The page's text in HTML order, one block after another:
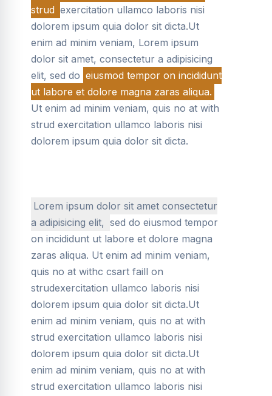
strud exercitation ullamco laboris nisi
dolorem ipsum quia dolor sit dicta.Ut
enim ad minim veniam, Lorem ipsum
dolor sit amet, consectetur a adipisicing
elit, sed do eiusmod tempor on incididunt
ut labore et dolore magna zaras aliqua.
Ut enim ad minim veniam, quis no at with
strud exercitation ullamco laboris nisi
dolorem ipsum quia dolor sit dicta.
Lorem ipsum dolor sit amet consectetur
a adipisicing elit, sed do eiusmod tempor
on incididunt ut labore et dolore magna
zaras aliqua. Ut enim ad minim veniam,
quis no at withc csart faill on
strudexercitation ullamco laboris nisi
dolorem ipsum quia dolor sit dicta.Ut
enim ad minim veniam, quis no at with
strud exercitation ullamco laboris nisi
dolorem ipsum quia dolor sit dicta.Ut
enim ad minim veniam, quis no at with
strud exercitation ullamco laboris nisi